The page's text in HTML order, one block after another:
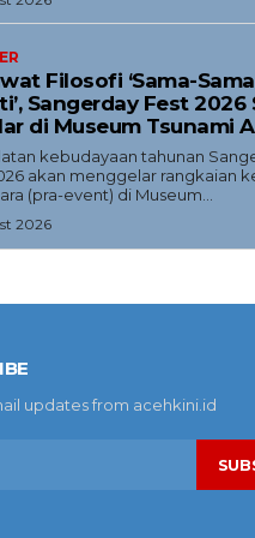
Filosofi ‘Sama-Sama
Sangerday Fest 2026
di Museum Tsunami
kebudayaan tahunan
akan menggelar rangkaian
(pra-event) di Museum...
2026
updates from acehkini.id